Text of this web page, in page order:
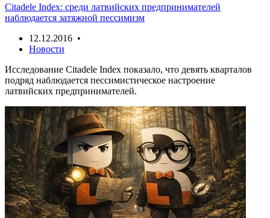
Citadele Index: среди латвийских предпринимателей
наблюдается затяжной пессимизм
12.12.2016 •
Новости
Исследование Citadele Index показало, что девять кварталов
подряд наблюдается пессимистическое настроение
латвийских предпринимателей.